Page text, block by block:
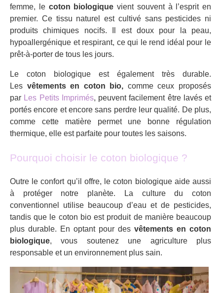
femme, le coton biologique vient souvent à l’esprit en
premier. Ce tissu naturel est cultivé sans pesticides ni
produits chimiques nocifs. Il est doux pour la peau,
hypoallergénique et respirant, ce qui le rend idéal pour le
prêt-à-porter de tous les jours.
Le coton biologique est également très durable.
Les vêtements en coton bio, comme ceux proposés
par Les Petits Imprimés, peuvent facilement être lavés et
portés encore et encore sans perdre leur qualité. De plus,
comme cette matière permet une bonne régulation
thermique, elle est parfaite pour toutes les saisons.
Pourquoi choisir le coton biologique ?
Outre le confort qu’il offre, le coton biologique aide aussi
à protéger notre planète. La culture du coton
conventionnel utilise beaucoup d’eau et de pesticides,
tandis que le coton bio est produit de manière beaucoup
plus durable. En optant pour des vêtements en coton
biologique, vous soutenez une agriculture plus
responsable et un environnement plus sain.